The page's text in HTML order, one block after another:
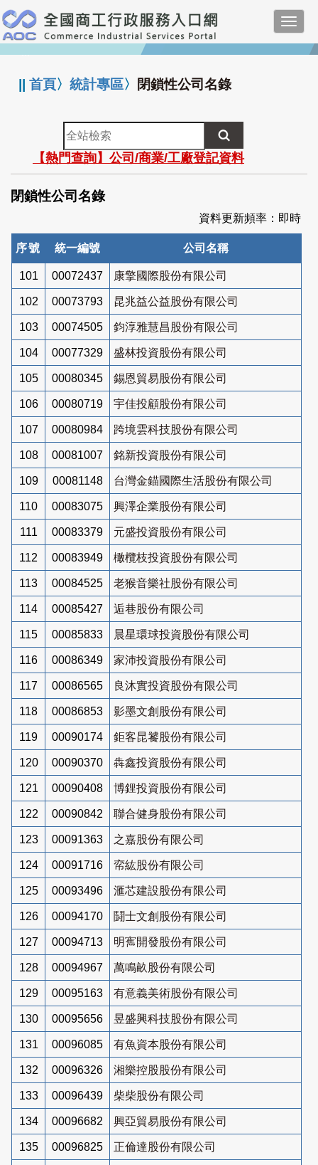
跳
到
主
要
:::
||首頁〉統計專區〉 閉鎖性公司名錄
全
站
檢
索
【熱門查詢】公司/商業/工廠登記資料
閉鎖性公司名錄
資料更新頻率：即時
序號 統一編號 公司名稱
101 00072437 康擎國際股份有限公司
102 00073793 昆兆益公益股份有限公司
103 00074505 鈞淳雅慧昌股份有限公司
104 00077329 盛林投資股份有限公司
105 00080345 錫恩貿易股份有限公司
106 00080719 宇佳投顧股份有限公司
107 00080984 跨境雲科技股份有限公司
108 00081007 銘新投資股份有限公司
109 00081148 台灣金錨國際生活股份有限公司
110 00083075 興澤企業股份有限公司
111 00083379 元盛投資股份有限公司
112 00083949 橄欖枝投資股份有限公司
113 00084525 老猴音樂社股份有限公司
114 00085427 逅巷股份有限公司
115 00085833 晨星環球投資股份有限公司
116 00086349 家沛投資股份有限公司
117 00086565 良沐實投資股份有限公司
118 00086853 影墨文創股份有限公司
119 00090174 鉅客昆饕股份有限公司
120 00090370 犇鑫投資股份有限公司
121 00090408 博鋰投資股份有限公司
122 00090842 聯合健身股份有限公司
123 00091363 之嘉股份有限公司
124 00091716 帟紘股份有限公司
125 00093496 滙芯建設股份有限公司
126 00094170 鬪士文創股份有限公司
127 00094713 明寯開發股份有限公司
128 00094967 萬鳴畝股份有限公司
129 00095163 有意義美術股份有限公司
130 00095656 昱盛興科技股份有限公司
131 00096085 有魚資本股份有限公司
132 00096326 湘樂控股股份有限公司
133 00096439 柴柴股份有限公司
134 00096682 興亞貿易股份有限公司
135 00096825 正倫達股份有限公司